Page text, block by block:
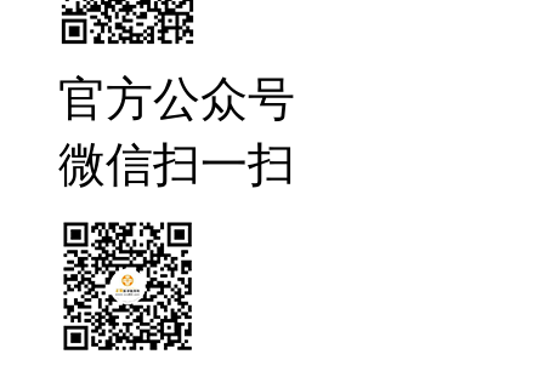
官方公众号
微信扫一扫